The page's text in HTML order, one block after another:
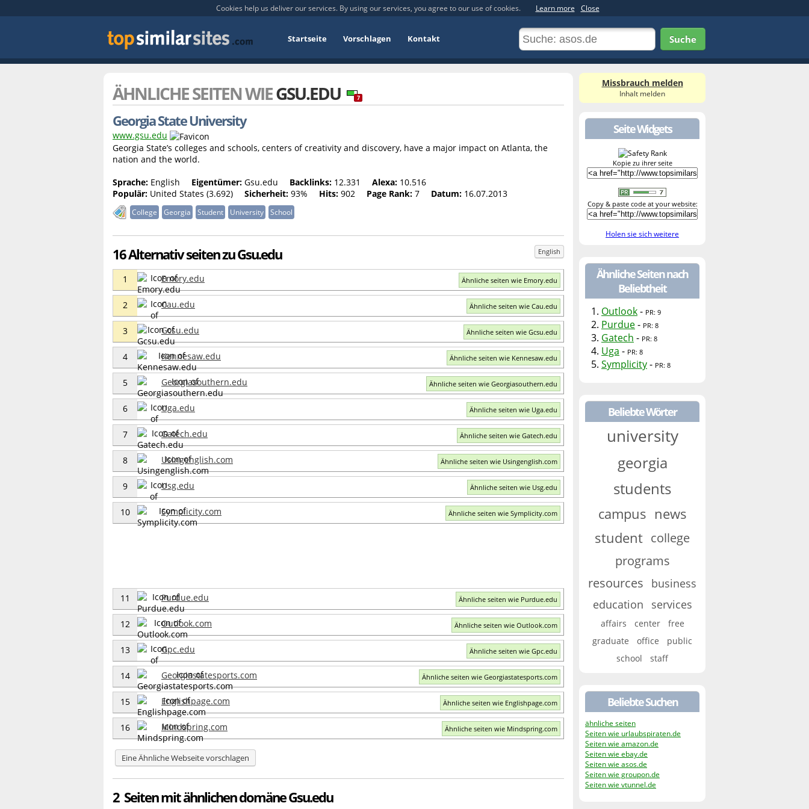
Cookies help us deliver our services. By using our services, you agree to our use of cookies. Learn more Close
Startseite Vorschlagen Kontakt Suche
ÄHNLICHE SEITEN WIEGSU.EDU 7
Georgia State University
www.gsu.edu
Georgia State’s colleges and schools, centers of creativity and discovery, have a major impact on Atlanta, the
nation and the world.
Sprache: English Eigentümer: Gsu.edu Backlinks: 12.331 Alexa: 10.516
Populär: United States (3.692) Sicherheit: 93% Hits: 902 Page Rank: 7 Datum: 16.07.2013
College Georgia Student University School
16 Alternativ seiten zu Gsu.edu English
1 Emory.edu Ähnliche seiten wie Emory.edu
2 Cau.edu Ähnliche seiten wie Cau.edu
3 Gcsu.edu Ähnliche seiten wie Gcsu.edu
4 Kennesaw.edu Ähnliche seiten wie Kennesaw.edu
5 Georgiasouthern.edu Ähnliche seiten wie Georgiasouthern.edu
6 Uga.edu Ähnliche seiten wie Uga.edu
7 Gatech.edu Ähnliche seiten wie Gatech.edu
8 Usingenglish.com Ähnliche seiten wie Usingenglish.com
9 Usg.edu Ähnliche seiten wie Usg.edu
10 Symplicity.com Ähnliche seiten wie Symplicity.com
11 Purdue.edu Ähnliche seiten wie Purdue.edu
12 Outlook.com Ähnliche seiten wie Outlook.com
13 Gpc.edu Ähnliche seiten wie Gpc.edu
14 Georgiastatesports.com Ähnliche seiten wie Georgiastatesports.com
15 Englishpage.com Ähnliche seiten wie Englishpage.com
16 Mindspring.com Ähnliche seiten wie Mindspring.com
Eine Ähnliche Webseite vorschlagen
2 Seiten mit ähnlichen domäne Gsu.edu
Missbrauch melden
Inhalt melden
Seite Widgets
Kopie zu ihrer seite
Copy & paste code at your website:
Holen sie sich weitere
Ähnliche Seiten nach
Beliebtheit
1. Outlook- PR: 9
2. Purdue- PR: 8
3. Gatech - PR: 8
4. Uga - PR: 8
5. Symplicity- PR: 8
Beliebte Wörter
university
georgia
students
campus news
student college
programs
resources
business
education
services
affairs center
free
graduate
office
public
school
staff
Beliebte Suchen
ähnliche seiten
Seiten wie urlaubspiraten.de
Seiten wie amazon.de
Seiten wie ebay.de
Seiten wie asos.de
Seiten wie groupon.de
Seiten wie vtunnel.de